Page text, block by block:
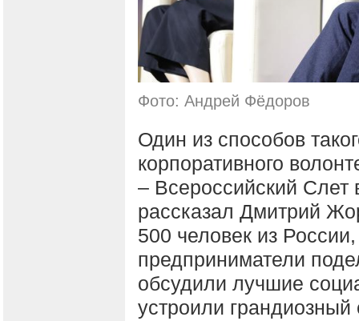
Фото: Андрей Фёдоров
Один из способов
корпоративного
– Всероссийский Слет
рассказал Дмитрий
500 человек из
предприниматели
обсудили лучшие
устроили грандиозный